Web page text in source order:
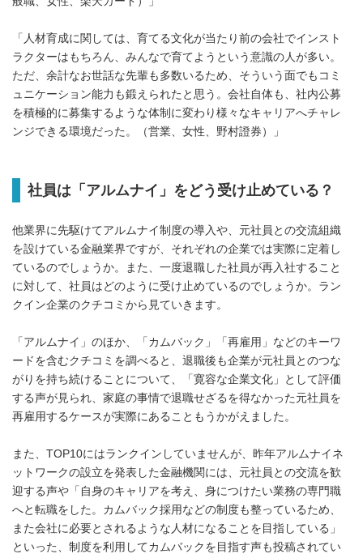
「人材育成に関しては、育てる文化が当たり前の会社でインスト
ラクターはもちろん、みんなで育てようという意識の人が多い。
ただ、余計なお世話な先輩も多数いるため、そういう面でもコミ
ュニケーション能力も鍛えられたと思う。会社自体も、社内公募
を積極的に募集するような体制に変わり様々なキャリアへチャレ
ンジできる環境だった。（営業、女性、野村證券）」
社員は「アルムナイ」をどう受け止めている？
他業界に先駆けてアルムナイ制度の導入や、元社員との交流組織
を設けている金融業界ですが、それぞれの企業では実際に定着し
ているのでしょうか。また、一度退職した社員が再入社すること
に対して、社員はどのように受け止めているのでしょうか。ラン
クイン企業のクチコミから見ていきます。
「アルムナイ」のほか、「カムバック」「再雇用」などのキーワ
ードを含むクチコミを調べると、退職後も企業が元社員とのつな
がりを持ち続けることについて、「寛容な企業文化」として評価
する声が見られ、家庭の事情で退職せざるを得なかった元社員を
再雇用するケースが実際にあることもうかがえました。
また、TOP10にはランクインしていませんが、昨年アルムナイネ
ットワークの設立を発表した金融機関には、元社員との交流を歓
迎する声や「自身のキャリアを考え、身につけたい業務の専門職
へと転職をした。カムバック採用などの制度も整っているため、
また会社に必要とされるような人材になることを目指している」
といった、制度を利用してカムバックを目指す声も投稿されてい